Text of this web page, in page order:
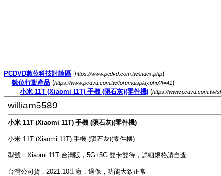
PCDVD數位科技討論區 (https://www.pcdvd.com.tw/index.php)
- 數位行動產品 (https://www.pcdvd.com.tw/forumdisplay.php?f=41)
- - 小米 11T (Xiaomi 11T) 手機 (隕石灰)(零件機) (https://www.pcdvd.com.tw/
william5589
小米 11T (Xiaomi 11T) 手機 (隕石灰)(零件機)
小米 11T (Xiaomi 11T) 手機 (隕石灰)(零件機)
型號：Xiaomi 11T 台灣版，5G+5G 雙卡雙待，詳細規格請自查
台灣公司貨，2021.10出廠，過保，功能大致正常